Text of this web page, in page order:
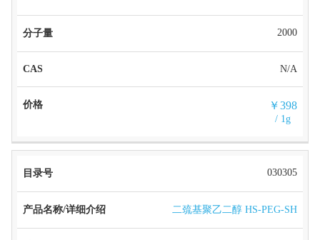
2000
N/A
￥398
/ 1g
030305
二巯基聚乙二醇 HS-PEG-SH